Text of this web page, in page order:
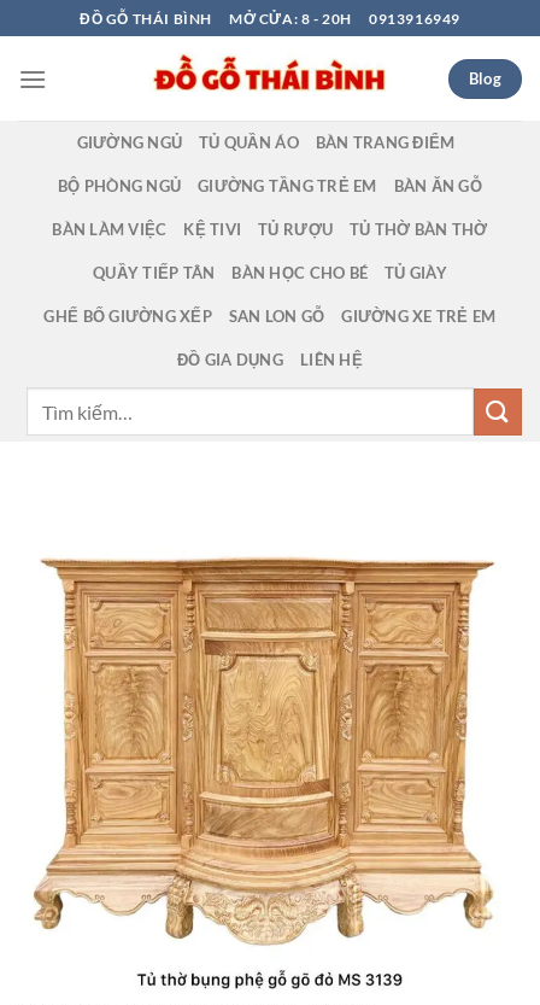
qua
nội
ĐỒ GỖ THÁI BÌNH MỞ CỬA: 8 - 20H 0913916949
Blog
GIƯỜNG NGỦ TỦ QUẦN ÁO BÀN TRANG ĐIỂM
BỘ PHÒNG NGỦ GIƯỜNG TẦNG TRẺ EM BÀN ĂN GỖ
BÀN LÀM VIỆC KỆ TIVI TỦ RƯỢU TỦ THỜ BÀN THỜ
QUẦY TIẾP TÂN BÀN HỌC CHO BÉ TỦ GIÀY
GHẾ BỐ GIƯỜNG XẾP SAN LON GỖ GIƯỜNG XE TRẺ EM
ĐỒ GIA DỤNG LIÊN HỆ